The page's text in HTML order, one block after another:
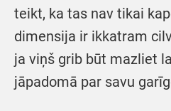
teikt, ka tas nav tikai
dimensija ir ikkatram
ja viņš grib būt mazliet
jāpadomā par savu